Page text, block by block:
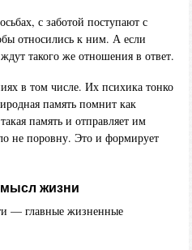
с заботой поступают с
относились к ним. А если
такого же отношения в ответ.
в том числе. Их психика тонко
память помнит как
память и отправляет им
не поровну. Это и формирует
жизни
— главные жизненные